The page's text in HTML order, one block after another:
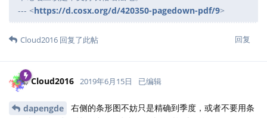
--- <https://d.cosx.org/d/420350-pagedown-pdf/9>
回复
Cloud2016 回复了此帖
Cloud2016 2019年6月15日 已编辑
dapengde
右侧的条形图不妨只是精确到季度，或者不要用条